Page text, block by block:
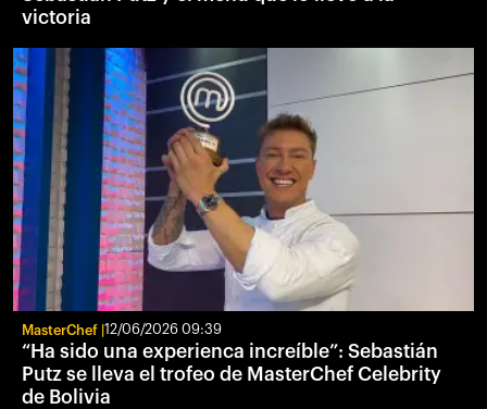
victoria
MasterChef 12/06/2026 09:39
“Ha sido una experienca increíble”: Sebastián
Putz se lleva el trofeo de MasterChef Celebrity
de Bolivia